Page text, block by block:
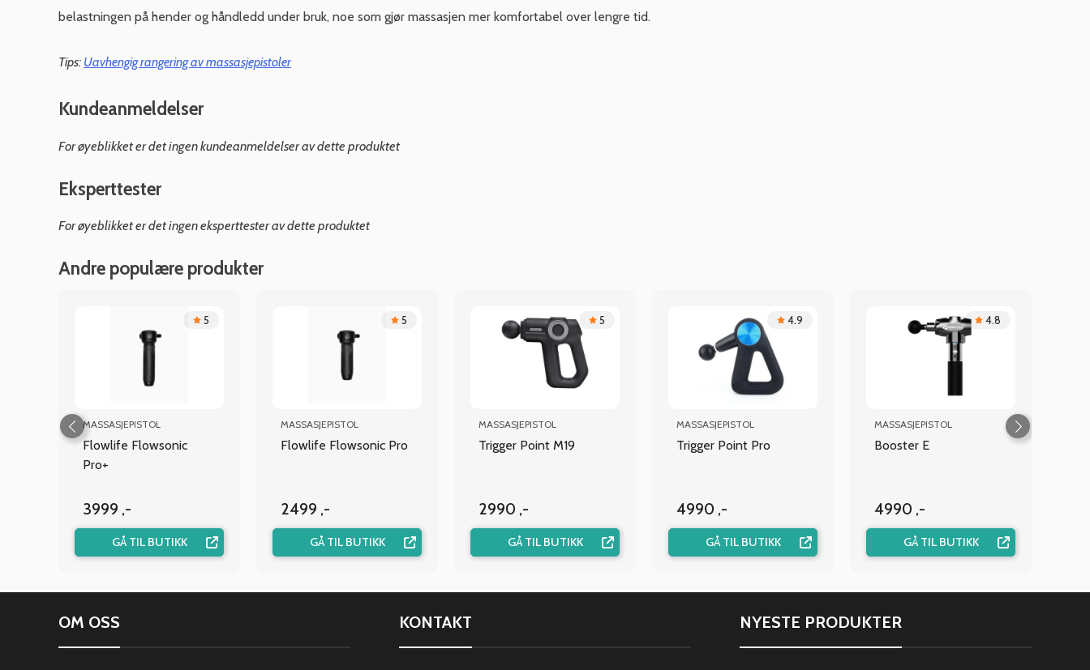
belastningen på hender og håndledd under bruk, noe som gjør massasjen mer komfortabel over lengre tid.
Tips: Uavhengig rangering av massasjepistoler
Kundeanmeldelser
For øyeblikket er det ingen kundeanmeldelser av dette produktet
Eksperttester
For øyeblikket er det ingen eksperttester av dette produktet
Andre populære produkter
5
MASSASJEPISTOL
Flowlife Flowsonic
Pro+
3999 ,-
GÅ TIL BUTIKK
5
MASSASJEPISTOL
Flowlife Flowsonic Pro
2499 ,-
GÅ TIL BUTIKK
5
MASSASJEPISTOL
Trigger Point M19
2990 ,-
GÅ TIL BUTIKK
4.9
MASSASJEPISTOL
Trigger Point Pro
4990 ,-
GÅ TIL BUTIKK
4.8
MASSASJEPISTOL
Booster E
4990 ,-
GÅ TIL BUTIKK
OM OSS KONTAKT NYESTE PRODUKTER